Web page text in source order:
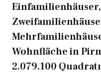
Wohnfläche in
2.079.100